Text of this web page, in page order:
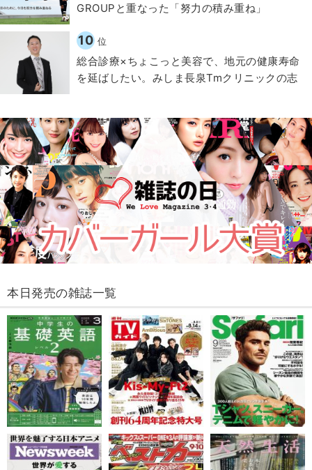
GROUPと重なった「努力の積み重ね」
10 位
総合診療×ちょこっと美容で、地元の健康寿命
を延ばしたい。みしま長泉Tmクリニックの志
本日発売の雑誌一覧